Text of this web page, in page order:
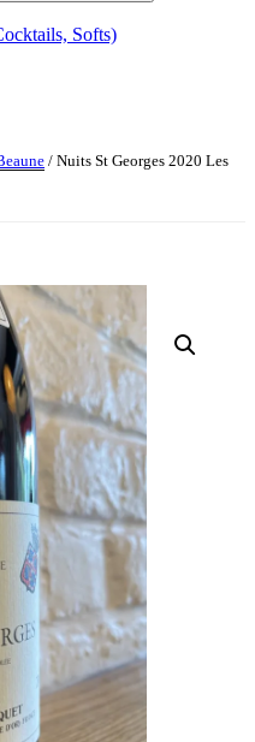
Softs)
/ Nuits St Georges 2020 Les